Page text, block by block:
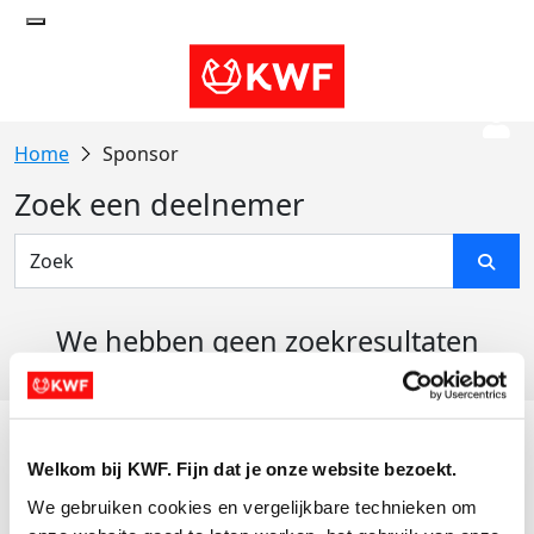
Welkom bij KWF. Fijn dat je onze website bezoekt.
We gebruiken cookies en vergelijkbare technieken om
Sponsor
Zoek een deelnemer
We hebben geen zoekresultaten
Actiematerialen
Evenementen